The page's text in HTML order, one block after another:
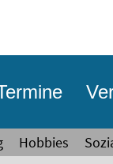
Hobbies